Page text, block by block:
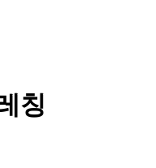
칭